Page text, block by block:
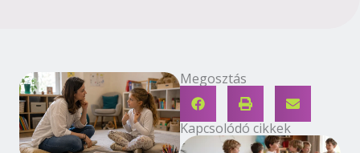
Megosztás
Kapcsolódó cikkek